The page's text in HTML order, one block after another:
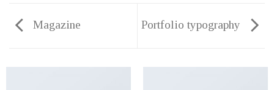
Magazine Portfolio typography